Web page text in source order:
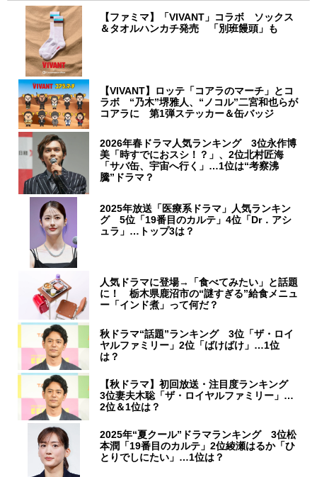
【ファミマ】「VIVANT」コラボ ソックス
＆タオルハンカチ発売 「別班饅頭」も
【VIVANT】ロッテ「コアラのマーチ」とコ
ラボ “乃木”堺雅人、“ノコル”二宮和也らが
コアラに 第1弾ステッカー＆缶バッジ
2026年春ドラマ人気ランキング 3位永作博
美「時すでにおスシ！？」、2位北村匠海
「サバ缶、宇宙へ行く」…1位は“考察沸
騰”ドラマ？
2025年放送「医療系ドラマ」人気ランキン
グ 5位「19番目のカルテ」4位「Dr．アシ
ュラ」…トップ3は？
人気ドラマに登場→「食べてみたい」と話題
に！ 栃木県鹿沼市の“謎すぎる”給食メニュ
ー「インド煮」って何だ？
秋ドラマ“話題”ランキング 3位「ザ・ロイ
ヤルファミリー」2位「ばけばけ」…1位
は？
【秋ドラマ】初回放送・注目度ランキング
3位妻夫木聡「ザ・ロイヤルファミリー」…
2位＆1位は？
2025年“夏クール”ドラマランキング 3位松
本潤「19番目のカルテ」2位綾瀬はるか「ひ
とりでしにたい」…1位は？